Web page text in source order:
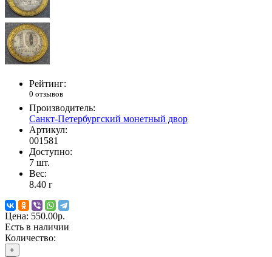
Рейтинг:
0 отзывов
Производитель:
Санкт-Петербургский монетный двор
Артикул:
001581
Доступно:
7 шт.
Вес:
8.40 г
Цена: 550.00р.
Есть в наличии
Количество:
+